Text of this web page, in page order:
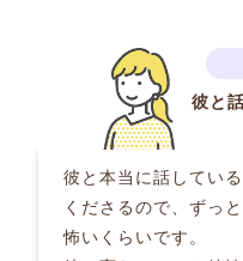
彼と
彼と本当に話してい
くださるので、ずっ
怖いくらいです。